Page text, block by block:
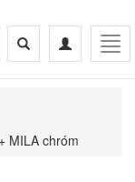
Toggle
navigation
Toggle
search
MILA chróm